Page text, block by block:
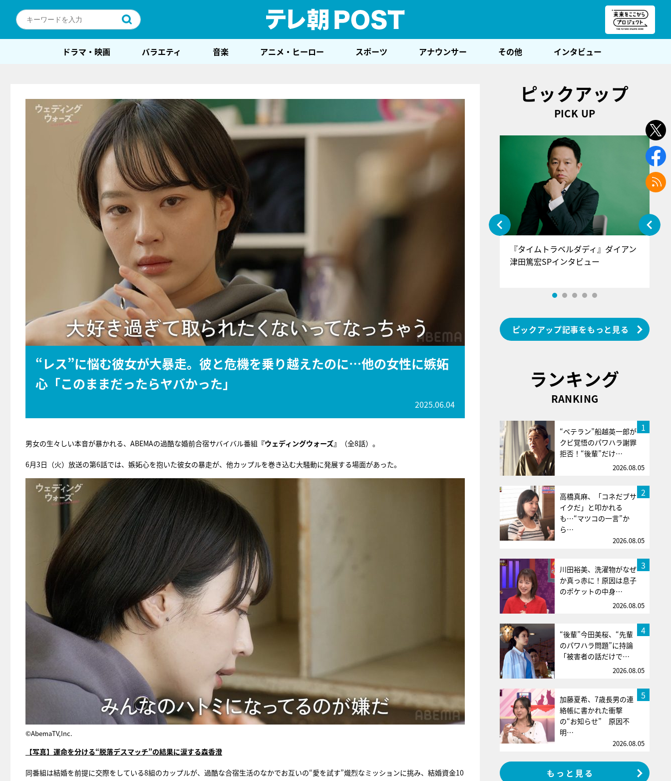
ドラマ・映画 バラエティ 音楽 アニメ・ヒーロー スポーツ アナウンサー その他 インタビュー
“レス”に悩む彼女が大暴走。彼と危機を乗り越えたのに…他の女性に嫉妬
心「このままだったらヤバかった」
2025.06.04
男女の生々しい本音が暴かれる、ABEMAの過酷な婚前合宿サバイバル番組 『ウェディングウォーズ』 （全8話）。
6月3日（火）放送の第6話では、嫉妬心を抱いた彼女の暴走が、他カップルを巻き込む大騒動に発展する場面があった。
©AbemaTV,Inc.
【写真】運命を分ける“脱落デスマッチ”の結果に涙する森香澄
同番組は結婚を前提に交際をしている8組のカップルが、過酷な合宿生活のなかでお互いの“愛を試す”熾烈なミッションに挑み、結婚資金10
ピックアップ
PICK UP
『タイムトラベルダディ』ダイアン
津田篤宏SPインタビュー
ピックアップ記事をもっと見る
ランキング
RANKING
1
“ベテラン”船越英一郎が
クビ覚悟のパワハラ謝罪
拒否！“後輩”だけ…
2026.08.05
2
高橋真麻、「コネだブサ
イクだ」と叩かれる
も…“マツコの一言”か
ら…
2026.08.05
3
川田裕美、洗濯物がなぜ
か真っ赤に！原因は息子
のポケットの中身…
2026.08.05
4
“後輩”今田美桜、“先輩
のパワハラ問題”に持論
「被害者の話だけで…
2026.08.05
5
加藤夏希、7歳長男の連
絡帳に書かれた衝撃
の“お知らせ” 原因不
明…
2026.08.05
もっと見る